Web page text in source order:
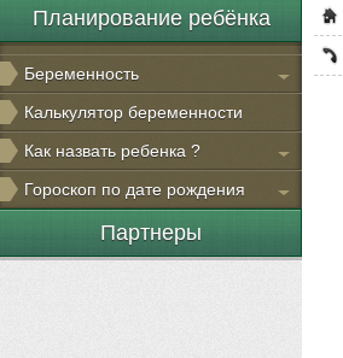
Планирование ребёнка
Беременность
Калькулятор беременности
Как назвать ребенка ?
Гороскоп по дате рождения
Партнеры